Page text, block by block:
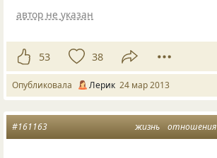
автор не указан
53 38
Опубликовала Лерик 24 мар 2013
жизнь отношения
#161163